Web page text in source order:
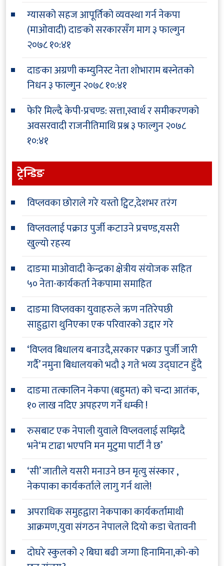
ग्यासको सहज आपूर्तिको व्यवस्था गर्न नेकपा
(माओवादी) दाङको सरकारसँग माग३ फाल्गुन
२०७८ १०:४१
दाङका अग्रणी कम्युनिस्ट नेता शोभाराम बस्नेतको
निधन३ फाल्गुन २०७८ १०:४१
फेरि मिल्दै केपी-प्रचण्ड: सत्ता,स्वार्थ र समीकरणको
अवसरवादी राजनीतिमाथि प्रश्न३ फाल्गुन २०७८
१०:४१
ट्रेन्डिङ
विप्लवका छोराले गरे यस्तो ट्विट,देशभर तरंग
विप्लवलाई पक्राउ पुर्जी कटाउने प्रचण्ड,यसरी
खुल्यो रहस्य
दाङमा माओवादी केन्द्रका क्षेत्रीय संयोजक सहित
५० नेता-कार्यकर्ता नेकपामा समाहित
दाङमा विप्लवका युवाहरुले ऋण नतिरेपछी
साहुद्वारा थुनिएका एक परिवारको उद्दार गरे
‘विप्लव बिधालय बनाउदै,सरकार पक्राउ पुर्जी जारी
गर्दै’ नमुना बिधालयको भदौ ३ गते भव्य उद्घाटन हुँदै
दाङमा तत्कालिन नेकपा (बहुमत) को चन्दा आतंक,
१० लाख नदिए अपहरण गर्ने धम्की !
रुसबाट एक नेपाली युवाले विप्लवलाई सम्झिदै
भने‘म टाढा भएपनि मन मुटुमा पार्टी नै छ’
‘सी’ जातीले यसरी मनाउने छन मृत्यु संस्कार ,
नेकपाका कार्यकर्ताले लागु गर्न थाले!
अपराधिक समुहद्वारा नेकपाका कार्यकर्तामाथी
आक्रमण,युवा संगठन नेपालले दियो कडा चेतावनी
दोघरे स्कुलको २ बिघा बढी जग्गा हिनामिना,को-को